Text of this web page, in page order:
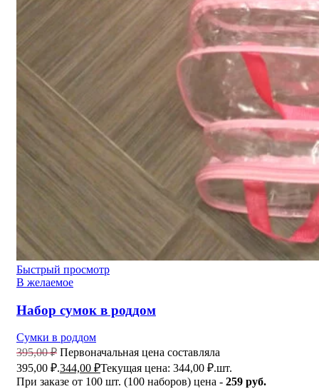
Быстрый просмотр
В желаемое
Набор сумок в роддом
Сумки в роддом
395,00₽ Первоначальная цена составляла
395,00 ₽.344,00 ₽Текущая цена: 344,00 ₽.шт.
При заказе от 100 шт. (100 наборов) цена - 259 руб.